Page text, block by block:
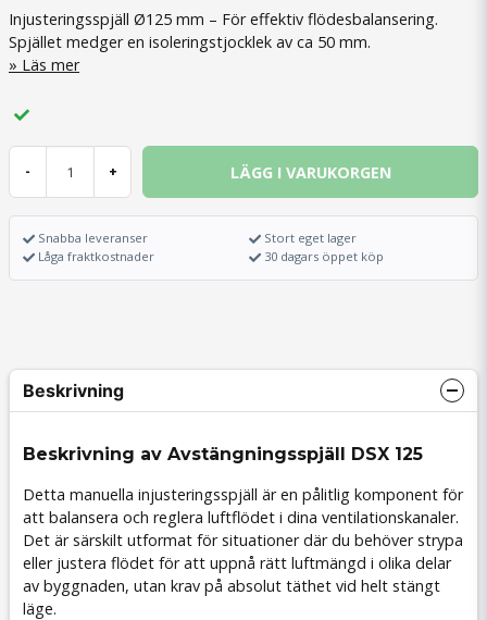
Injusteringsspjäll Ø125 mm – För effektiv flödesbalansering.
Spjället medger en isoleringstjocklek av ca 50 mm.
Läs mer
- + LÄGG I VARUKORGEN
Snabba leveranser
Låga fraktkostnader
Stort eget lager
30 dagars öppet köp
Beskrivning
Beskrivning av Avstängningsspjäll DSX 125
Detta manuella injusteringsspjäll är en pålitlig komponent för
att balansera och reglera luftflödet i dina ventilationskanaler.
Det är särskilt utformat för situationer där du behöver strypa
eller justera flödet för att uppnå rätt luftmängd i olika delar
av byggnaden, utan krav på absolut täthet vid helt stängt
läge.